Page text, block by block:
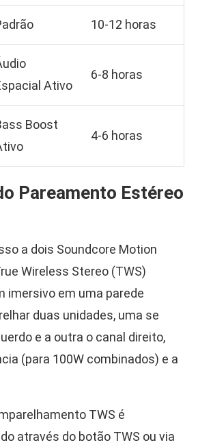
10-12 horas
Ativo
6-8 horas
Boost
4-6 horas
Pareamento Estéreo
a dois Soundcore Motion
Wireless Stereo (TWS)
imersivo em uma parede
duas unidades, uma se
e a outra o canal direito,
(para 100W combinados) e a
TWS é
através do botão TWS ou via